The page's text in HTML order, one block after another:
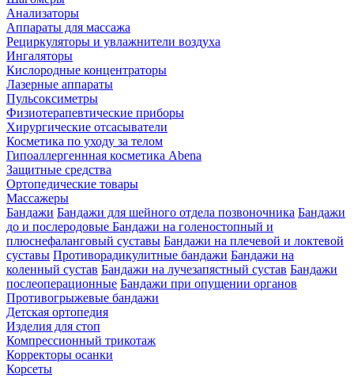
Анализаторы
Аппараты для массажа
Рециркуляторы и увлажнители воздуха
Ингаляторы
Кислородные концентраторы
Лазерные аппараты
Пульсоксиметры
Физиотерапевтические приборы
Хирургические отсасыватели
Косметика по уходу за телом
Гипоаллергеннная косметика Abena
Защитные средства
Ортопедические товары
Массажеры
Бандажи Бандажи для шейного отдела позвоночника Бандажи
до и послеродовые Бандажи на голеностопный и
плюснефаланговый суставы Бандажи на плечевой и локтевой
суставы Противорадикулитные бандажи Бандажи на
коленный сустав Бандажи на лучезапястный сустав Бандажи
послеоперационные Бандажи при опущении органов
Противогрыжевые бандажи
Детская ортопедия
Изделия для стоп
Компрессионный трикотаж
Корректоры осанки
Корсеты